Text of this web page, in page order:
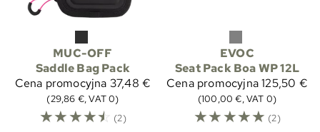
MUC-OFF
Saddle Bag Pack
Cena promocyjna 37,48 €
(29,86 €, VAT 0)
☆☆☆☆☆ (2)
EVOC
Seat Pack Boa WP 12L
Cena promocyjna125,50 €
(100,00 €, VAT 0)
☆☆☆☆☆ (2)